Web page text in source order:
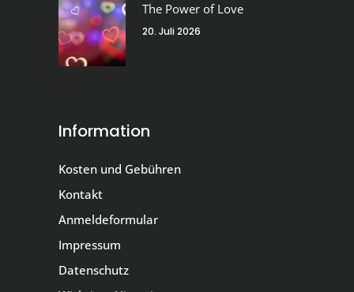
The Power of Love
20. Juli 2026
Information
Kosten und Gebühren
Kontakt
Anmeldeformular
Impressum
Datenschutz